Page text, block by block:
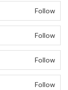
Follow
Follow
Follow
Follow